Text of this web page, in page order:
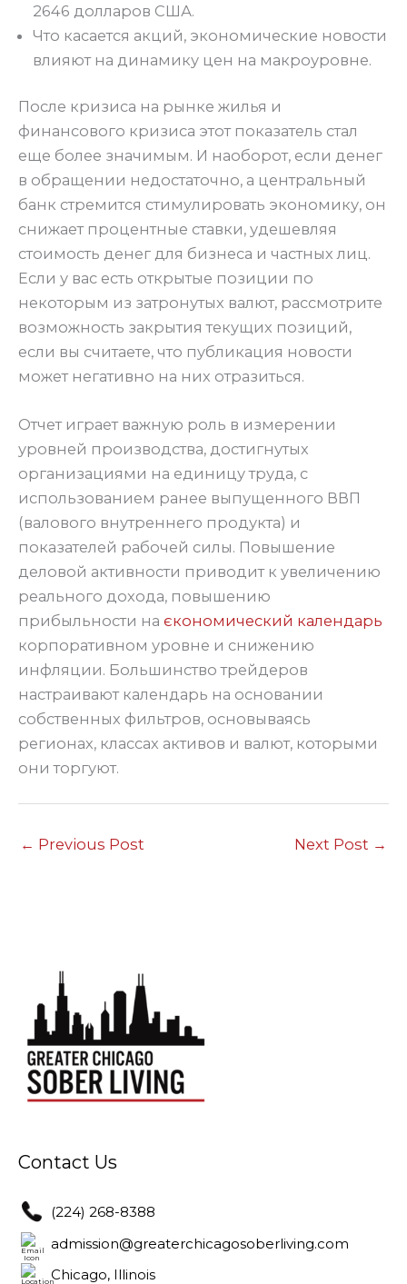
2646 долларов США.
Что касается акций, экономические новости
влияют на динамику цен на макроуровне.
После кризиса на рынке жилья и
финансового кризиса этот показатель стал
еще более значимым. И наоборот, если денег
в обращении недостаточно, а центральный
банк стремится стимулировать экономику, он
снижает процентные ставки, удешевляя
стоимость денег для бизнеса и частных лиц.
Если у вас есть открытые позиции по
некоторым из затронутых валют, рассмотрите
возможность закрытия текущих позиций,
если вы считаете, что публикация новости
может негативно на них отразиться.
Отчет играет важную роль в измерении
уровней производства, достигнутых
организациями на единицу труда, с
использованием ранее выпущенного ВВП
(валового внутреннего продукта) и
показателей рабочей силы. Повышение
деловой активности приводит к увеличению
реального дохода, повышению
прибыльности на єкономический календарь
корпоративном уровне и снижению
инфляции. Большинство трейдеров
настраивают календарь на основании
собственных фильтров, основываясь
регионах, классах активов и валют, которыми
они торгуют.
← Previous Post Next Post →
Contact Us
(224) 268-8388
admission@greaterchicagosoberliving.com
Chicago, Illinois